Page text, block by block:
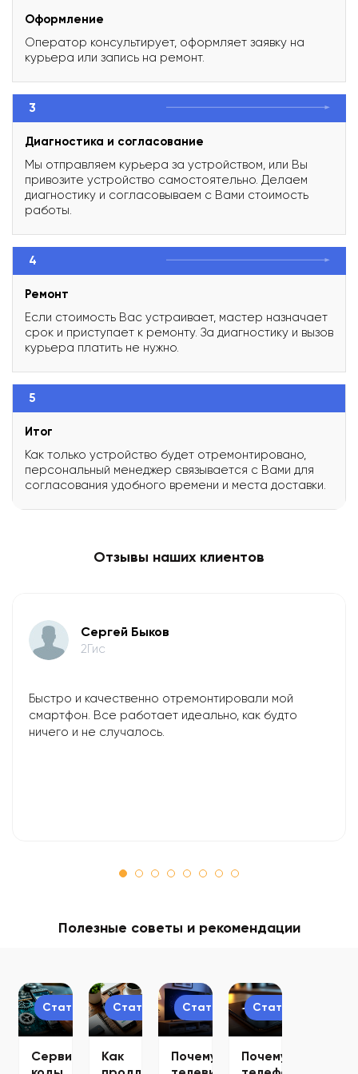
Оформление
Оператор консультирует, оформляет заявку на
курьера или запись на ремонт.
3
Диагностика и согласование
Мы отправляем курьера за устройством, или Вы
привозите устройство самостоятельно. Делаем
диагностику и согласовываем с Вами стоимость
работы.
4
Ремонт
Если стоимость Вас устраивает, мастер назначает
срок и приступает к ремонту. За диагностику и вызов
курьера платить не нужно.
5
Итог
Как только устройство будет отремонтировано,
персональный менеджер связывается с Вами для
согласования удобного времени и места доставки.
Отзывы наших клиентов
​Сергей Быков
2Гис
Быстро и качественно отремонтировали мой
смартфон. Все работает идеально, как будто
ничего и не случалось.
Полезные советы и рекомендации
Статьи
Сервисные
Статьи
Как
Статьи
Почему
Статьи
Почему